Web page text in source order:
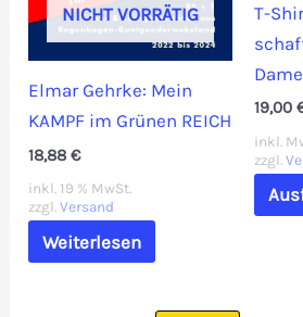
gewählt
werden
NICHT VORRÄTIG
Elmar Gehrke: Mein
KAMPF im Grünen REICH
18,88€
inkl. 19 % MwSt.
zzgl.Versand
Weiterlesen
T-
19,00
inkl.
zzgl.